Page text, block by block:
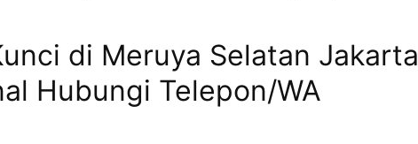
di Meruya Selatan Jakarta
Hubungi Telepon/WA